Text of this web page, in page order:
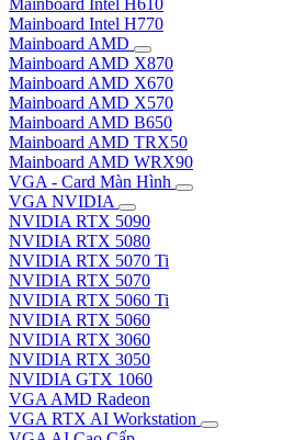
Mainboard Intel H610
Mainboard Intel H770
Mainboard AMD
Mainboard AMD X870
Mainboard AMD X670
Mainboard AMD X570
Mainboard AMD B650
Mainboard AMD TRX50
Mainboard AMD WRX90
VGA - Card Màn Hình
VGA NVIDIA
NVIDIA RTX 5090
NVIDIA RTX 5080
NVIDIA RTX 5070 Ti
NVIDIA RTX 5070
NVIDIA RTX 5060 Ti
NVIDIA RTX 5060
NVIDIA RTX 3060
NVIDIA RTX 3050
NVIDIA GTX 1060
VGA AMD Radeon
VGA RTX AI Workstation